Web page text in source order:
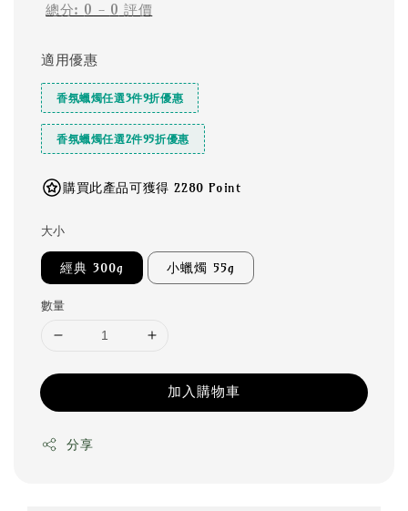
總分: 0 - 0 評價
適用優惠
香氛蠟燭任選3件9折優惠
香氛蠟燭任選2件95折優惠
購買此產品可獲得 2280 Point
大小
經典 300g 小蠟燭 55g
數量
加入購物車
分享